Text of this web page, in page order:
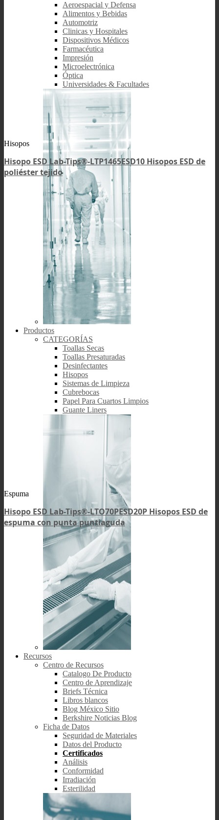
Aeroespacial y Defensa
Alimentos y Bebidas
Automotriz
Clinicas y Hospitales
Dispositivos Médicos
Farmacéutica
Impresión
Microelectrónica
Óptica
Universidades & Facultades
Productos
CATEGORÍAS
Toallas Secas
Toallas Presaturadas
Desinfectantes
Hisopos
Sistemas de Limpieza
Cubrebocas
Papel Para Cuartos Limpios
Guante Liners
Recursos
Centro de Recursos
Catalogo De Producto
Centro de Aprendizaje
Briefs Técnica
Libros blancos
Blog México Sitio
Berkshire Noticias Blog
Ficha de Datos
Seguridad de Materiales
Datos del Producto
Certificados
Análisis
Conformidad
Irradiación
Esterilidad
Hisopos
Hisopo ESD Lab-Tips®-LTP1465ESD10 Hisopos ESD de
poliéster tejido
Espuma
Hisopo ESD Lab-Tips®-LTO70PESD20P Hisopos ESD de
espuma con punta puntiaguda